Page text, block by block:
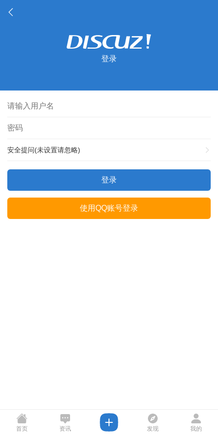
登录
安全提问(未设置请忽略)
登录
使用QQ账号登录
首页 资讯 发现 我的